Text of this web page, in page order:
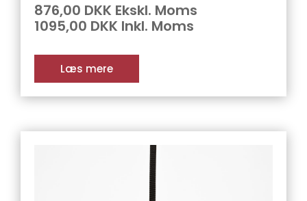
876,00 DKK Ekskl. Moms
1095,00 DKK Inkl. Moms
Læs mere